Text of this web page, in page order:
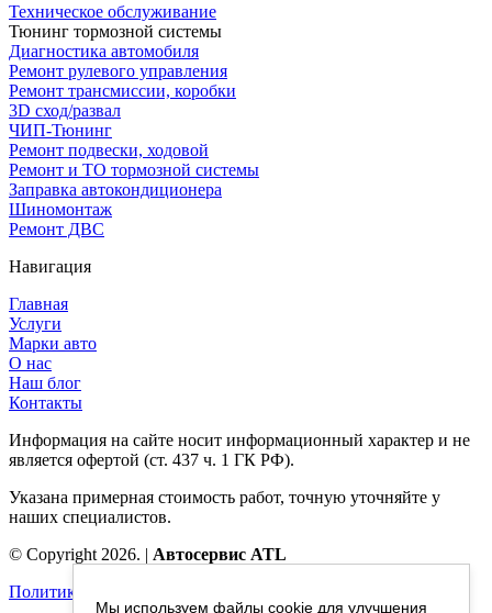
Техническое обслуживание
Тюнинг тормозной системы
Диагностика автомобиля
Ремонт рулевого управления
Ремонт трансмиссии, коробки
3D сход/развал
ЧИП-Тюнинг
Ремонт подвески, ходовой
Ремонт и ТО тормозной системы
Заправка автокондиционера
Шиномонтаж
Ремонт ДВС
Навигация
Главная
Услуги
Марки авто
О нас
Наш блог
Контакты
Информация на сайте носит информационный характер и не
является офертой (ст. 437 ч. 1 ГК РФ).
Указана примерная стоимость работ, точную уточняйте у
наших специалистов.
© Copyright 2026. | Автосервис ATL
Политика конфиденциальности
Мы используем файлы cookie для улучшения